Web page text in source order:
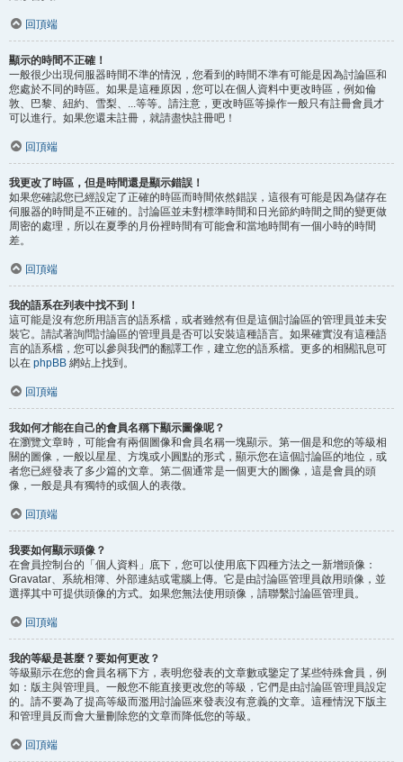
回頂端
顯示的時間不正確！
一般很少出現伺服器時間不準的情況，您看到的時間不準有可能是因為討論區和
您處於不同的時區。如果是這種原因，您可以在個人資料中更改時區，例如倫
敦、巴黎、紐約、雪梨、...等等。請注意，更改時區等操作一般只有註冊會員才
可以進行。如果您還未註冊，就請盡快註冊吧！
回頂端
我更改了時區，但是時間還是顯示錯誤！
如果您確認您已經設定了正確的時區而時間依然錯誤，這很有可能是因為儲存在
伺服器的時間是不正確的。討論區並未對標準時間和日光節約時間之間的變更做
周密的處理，所以在夏季的月份裡時間有可能會和當地時間有一個小時的時間
差。
回頂端
我的語系在列表中找不到！
這可能是沒有您所用語言的語系檔，或者雖然有但是這個討論區的管理員並未安
裝它。請試著詢問討論區的管理員是否可以安裝這種語言。如果確實沒有這種語
言的語系檔，您可以參與我們的翻譯工作，建立您的語系檔。更多的相關訊息可
以在 phpBB 網站上找到。
回頂端
我如何才能在自己的會員名稱下顯示圖像呢？
在瀏覽文章時，可能會有兩個圖像和會員名稱一塊顯示。第一個是和您的等級相
關的圖像，一般以星星、方塊或小圓點的形式，顯示您在這個討論區的地位，或
者您已經發表了多少篇的文章。第二個通常是一個更大的圖像，這是會員的頭
像，一般是具有獨特的或個人的表徵。
回頂端
我要如何顯示頭像？
在會員控制台的「個人資料」底下，您可以使用底下四種方法之一新增頭像：
Gravatar、系統相簿、外部連結或電腦上傳。它是由討論區管理員啟用頭像，並
選擇其中可提供頭像的方式。如果您無法使用頭像，請聯繫討論區管理員。
回頂端
我的等級是甚麼？要如何更改？
等級顯示在您的會員名稱下方，表明您發表的文章數或鑒定了某些特殊會員，例
如：版主與管理員。一般您不能直接更改您的等級，它們是由討論區管理員設定
的。請不要為了提高等級而濫用討論區來發表沒有意義的文章。這種情況下版主
和管理員反而會大量刪除您的文章而降低您的等級。
回頂端